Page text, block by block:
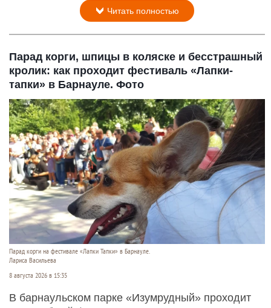
Читать полностью
Парад корги, шпицы в коляске и бесстрашный
кролик: как проходит фестиваль «Лапки-
тапки» в Барнауле. Фото
Парад корги на фестивале «Лапки Тапки» в Барнауле.
Лариса Васильева
8 августа 2026 в 15:35
В барнаульском парке «Изумрудный» проходит